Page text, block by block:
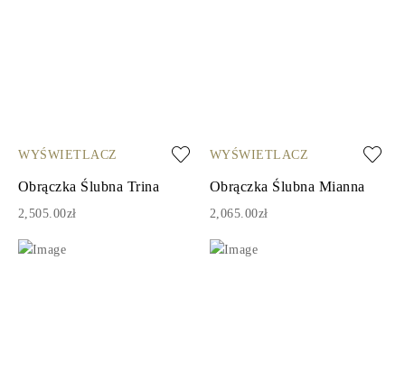
WYŚWIETLACZ
Obrączka Ślubna Trina
2,505.00zł
WYŚWIETLACZ
Obrączka Ślubna Mianna
2,065.00zł